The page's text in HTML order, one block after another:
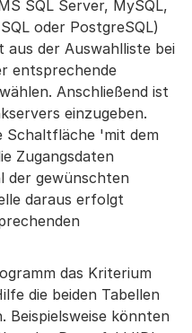
SQL Server, MySQL,
oder PostgreSQL)
der Auswahlliste bei
entsprechende
Anschließend ist
einzugeben.
Schaltfläche 'mit dem
Zugangsdaten
der gewünschten
daraus erfolgt
das Kriterium
die beiden Tabellen
könnten